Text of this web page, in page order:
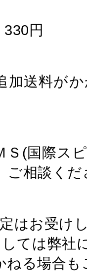
330円 卸
加送料が
Ｓ(国際ス
ご相談くだ
はお受け
ては弊社
ねる場合